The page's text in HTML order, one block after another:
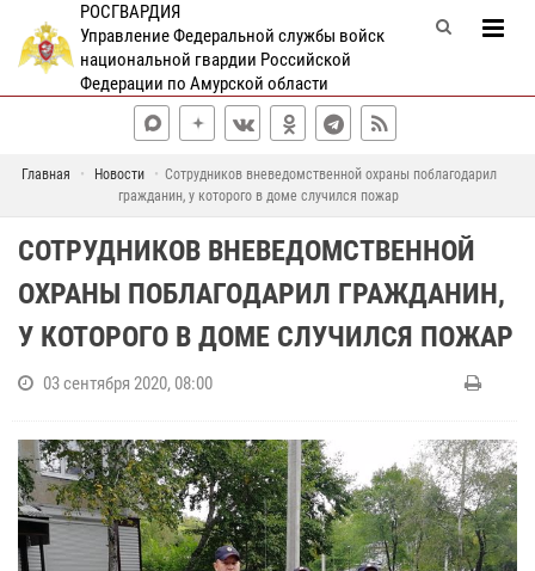
РОСГВАРДИЯ
Управление Федеральной службы войск
национальной гвардии Российской
Федерации по Амурской области
Главная Новости
Сотрудников вневедомственной охраны поблагодарил
гражданин, у которого в доме случился пожар
СОТРУДНИКОВ ВНЕВЕДОМСТВЕННОЙ
ОХРАНЫ ПОБЛАГОДАРИЛ ГРАЖДАНИН,
У КОТОРОГО В ДОМЕ СЛУЧИЛСЯ ПОЖАР
03 сентября 2020, 08:00